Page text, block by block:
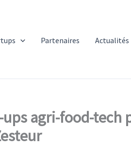
Partenaires Actualités
ups agri-food-tech